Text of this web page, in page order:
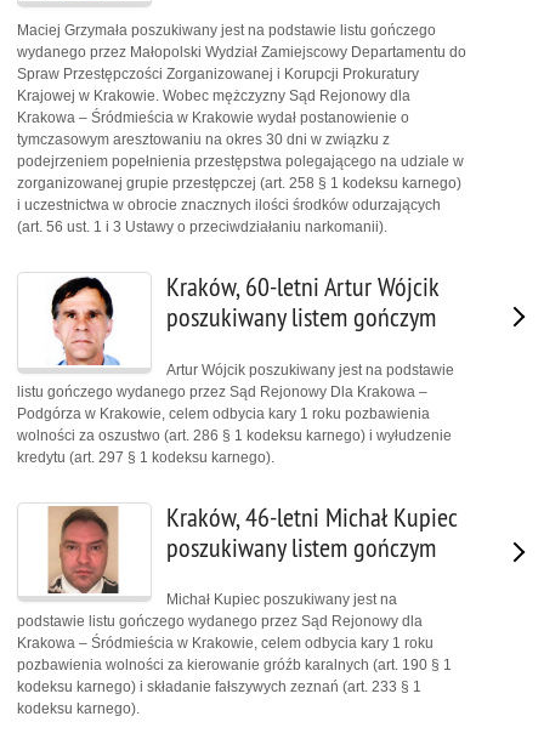
Maciej Grzymała poszukiwany jest na podstawie listu gończego
wydanego przez Małopolski Wydział Zamiejscowy Departamentu do
Spraw Przestępczości Zorganizowanej i Korupcji Prokuratury
Krajowej w Krakowie. Wobec mężczyzny Sąd Rejonowy dla
Krakowa – Śródmieścia w Krakowie wydał postanowienie o
tymczasowym aresztowaniu na okres 30 dni w związku z
podejrzeniem popełnienia przestępstwa polegającego na udziale w
zorganizowanej grupie przestępczej (art. 258 § 1 kodeksu karnego)
i uczestnictwa w obrocie znacznych ilości środków odurzających
(art. 56 ust. 1 i 3 Ustawy o przeciwdziałaniu narkomanii).
Kraków, 60-letni Artur Wójcik
poszukiwany listem gończym
Artur Wójcik poszukiwany jest na podstawie
listu gończego wydanego przez Sąd Rejonowy Dla Krakowa –
Podgórza w Krakowie, celem odbycia kary 1 roku pozbawienia
wolności za oszustwo (art. 286 § 1 kodeksu karnego) i wyłudzenie
kredytu (art. 297 § 1 kodeksu karnego).
Kraków, 46-letni Michał Kupiec
poszukiwany listem gończym
Michał Kupiec poszukiwany jest na
podstawie listu gończego wydanego przez Sąd Rejonowy dla
Krakowa – Śródmieścia w Krakowie, celem odbycia kary 1 roku
pozbawienia wolności za kierowanie gróźb karalnych (art. 190 § 1
kodeksu karnego) i składanie fałszywych zeznań (art. 233 § 1
kodeksu karnego).